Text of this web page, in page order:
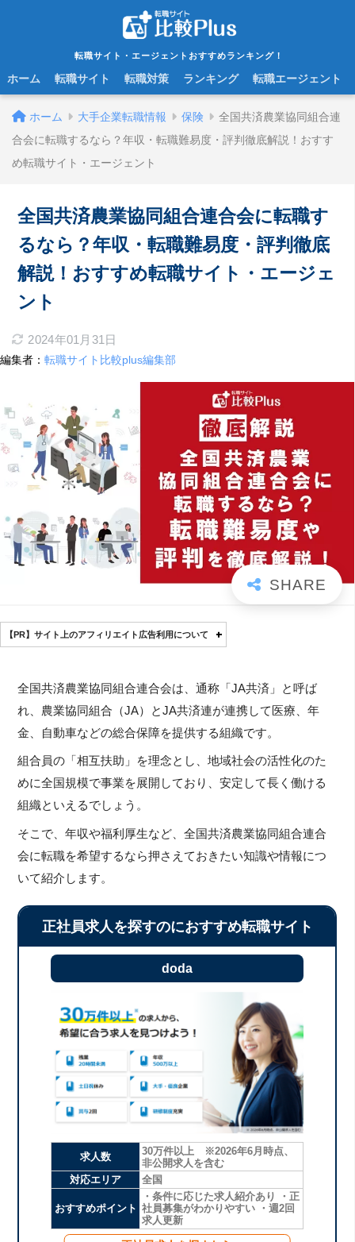
転職サイト・エージェントおすすめランキング！
ホーム 転職サイト 転職対策 ランキング 転職エージェント
ホーム 大手企業転職情報 保険
全国共済農業協同組合連
合会に転職するなら？年収・転職難易度・評判徹底解説！おすす
め転職サイト・エージェント
全国共済農業協同組合連合会に転職す
るなら？年収・転職難易度・評判徹底
解説！おすすめ転職サイト・エージェ
ント
2024年01月31日
編集者： 転職サイト比較plus編集部
【PR】サイト上のアフィリエイト広告利用について
全国共済農業協同組合連合会は、通称「JA共済」と呼ば
れ、農業協同組合（JA）とJA共済連が連携して医療、年
金、自動車などの総合保障を提供する組織です。
組合員の「相互扶助」を理念とし、地域社会の活性化のた
めに全国規模で事業を展開しており、安定して長く働ける
組織といえるでしょう。
そこで、年収や福利厚生など、全国共済農業協同組合連合
会に転職を希望するなら押さえておきたい知識や情報につ
いて紹介します。
正社員求人を探すのにおすすめ転職サイト
doda
求人数
30万件以上 ※2026年6月時点、
非公開求人を含む
対応エリア
全国
おすすめポイント
・条件に応じた求人紹介あり ・正
社員募集がわかりやすい ・週2回
求人更新